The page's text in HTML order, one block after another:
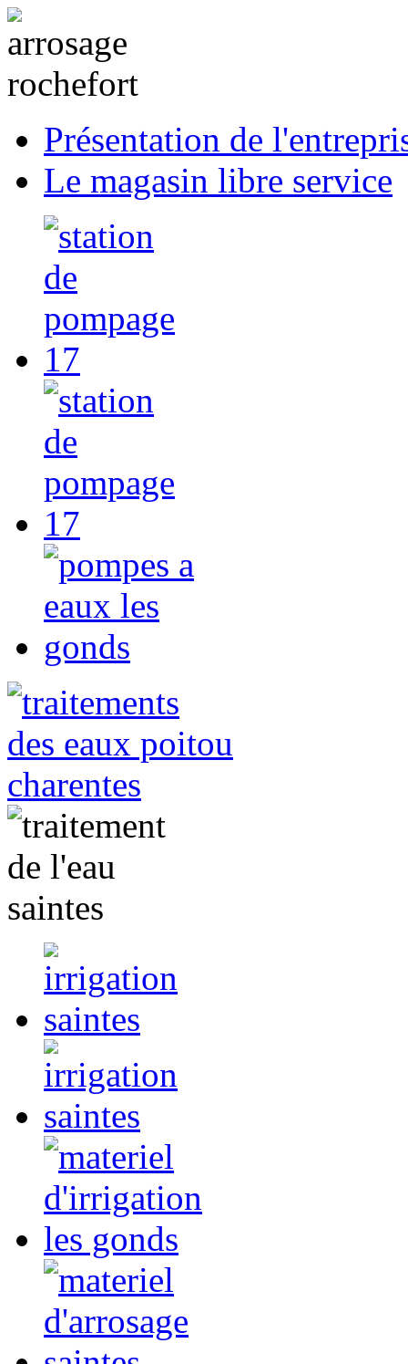
Présentation de
Le magasin libre service